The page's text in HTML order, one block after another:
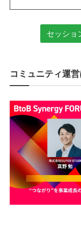
セッショ
コミュニティ運